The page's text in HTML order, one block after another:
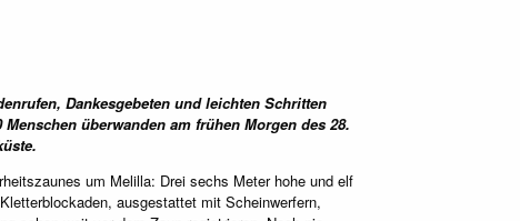
Dankesgebeten und leichten Schritten
überwanden am frühen Morgen des 28.
um Melilla: Drei sechs Meter hohe und elf
ausgestattet mit Scheinwerfern,